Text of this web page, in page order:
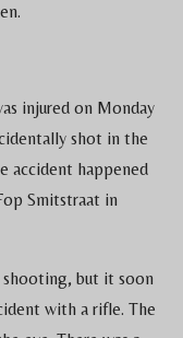
injured on Monday
shot in the
accident happened
Smitstraat in
but it soon
with a rifle. The